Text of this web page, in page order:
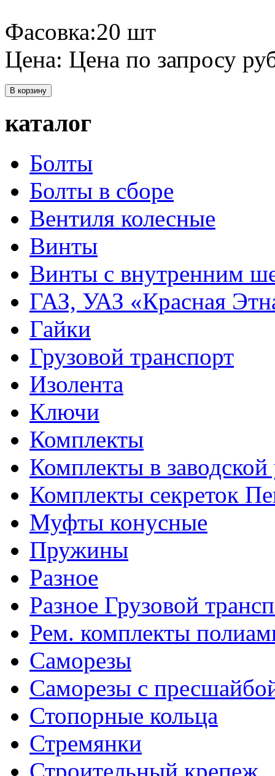
Фасовка:20 шт
Цена: Цена по запросу
В корзину
каталог
Болты
Болты в сборе
Вентиля колесные
Винты
Винты с внутренним
ГАЗ, УАЗ «Красная
Гайки
Грузовой транспорт
Изолента
Ключи
Комплекты
Комплекты в заводской
Комплекты секреток
Муфты конусные
Пружины
Разное
Разное Грузовой
Рем. комплекты
Саморезы
Саморезы с
Стопорные кольца
Стремянки
Строительный крепеж